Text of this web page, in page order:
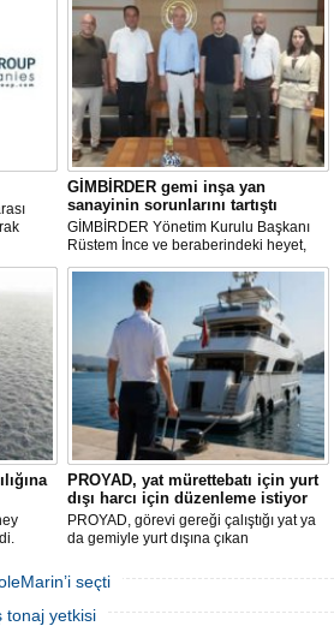
GİMBİRDER gemi inşa yan
sanayinin sorunlarını tartıştı
GİMBİRDER Yönetim Kurulu Başkanı
Rüstem İnce ve beraberindeki heyet,
YTSO Başkanı Cemil Demiryürek’i
ziyaret etti. Görüşmede tersane taşeron
firmalarının yaşadığı sektörel sorunlar
ile vergi uygulamalarındaki
mağduriyetler ele alındı.
PROYAD, yat mürettebatı için yurt
dışı harcı için düzenleme istiyor
PROYAD, görevi gereği çalıştığı yat ya
da gemiyle yurt dışına çıkan
harcından muaf tutulması için yasal
düzenleme yapılmasını talep etti.
seçti
tonaj yetkisi